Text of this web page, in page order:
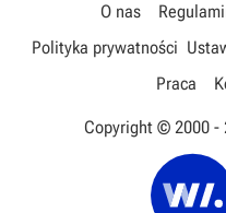
O nas
Polityka prywatności
Praca
Copyright © 2000 -